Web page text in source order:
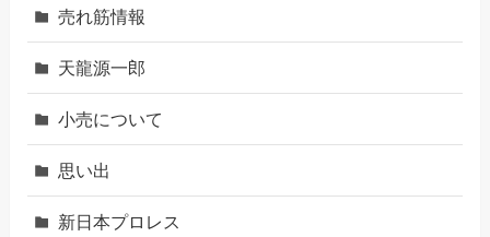
売れ筋情報
天龍源一郎
小売について
思い出
新日本プロレス